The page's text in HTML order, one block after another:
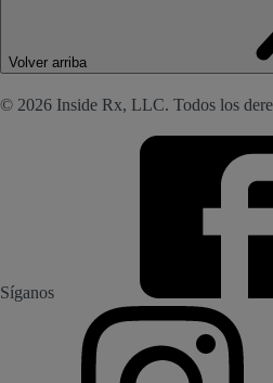
Volver arriba
© 2026 Inside Rx, LLC. Todos los
Síganos